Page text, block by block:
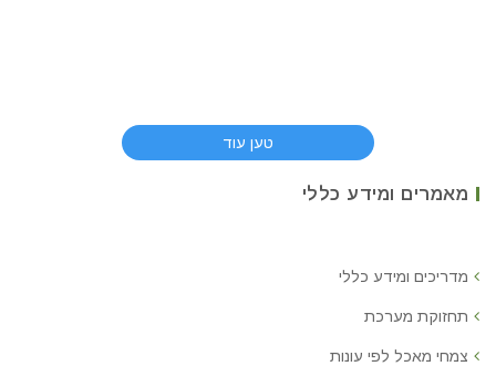
טען עוד
מאמרים ומידע כללי
מדריכים ומידע כללי
תחזוקת מערכת
צמחי מאכל לפי עונות